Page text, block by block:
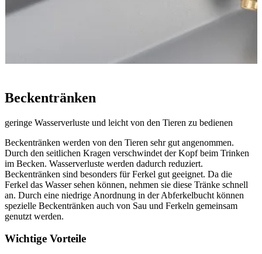
Beckentränken
geringe Wasserverluste und leicht von den Tieren zu bedienen
Beckentränken werden von den Tieren sehr gut angenommen.
Durch den seitlichen Kragen verschwindet der Kopf beim Trinken
im Becken. Wasserverluste werden dadurch reduziert.
Beckentränken sind besonders für Ferkel gut geeignet. Da die
Ferkel das Wasser sehen können, nehmen sie diese Tränke schnell
an. Durch eine niedrige Anordnung in der Abferkelbucht können
spezielle Beckentränken auch von Sau und Ferkeln gemeinsam
genutzt werden.
Wichtige Vorteile